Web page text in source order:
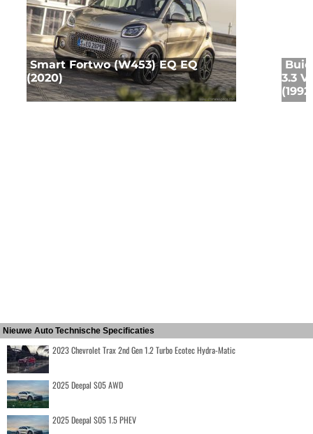
Smart Fortwo (W453) EQ EQ
(2020)
3.3
Nieuwe Auto Technische Specificaties
2023 Chevrolet Trax 2nd Gen 1.2 Turbo Ecotec Hydra-Matic
2025 Deepal S05 AWD
2025 Deepal S05 1.5 PHEV